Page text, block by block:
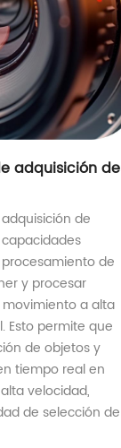
adquisición de
de
de
y procesar
a alta
Esto permite que
de objetos y
tiempo real en
velocidad,
de selección de